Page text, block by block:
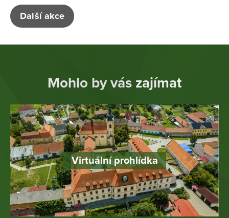
Další akce
Mohlo by vás zajímat
Virtuální prohlídka